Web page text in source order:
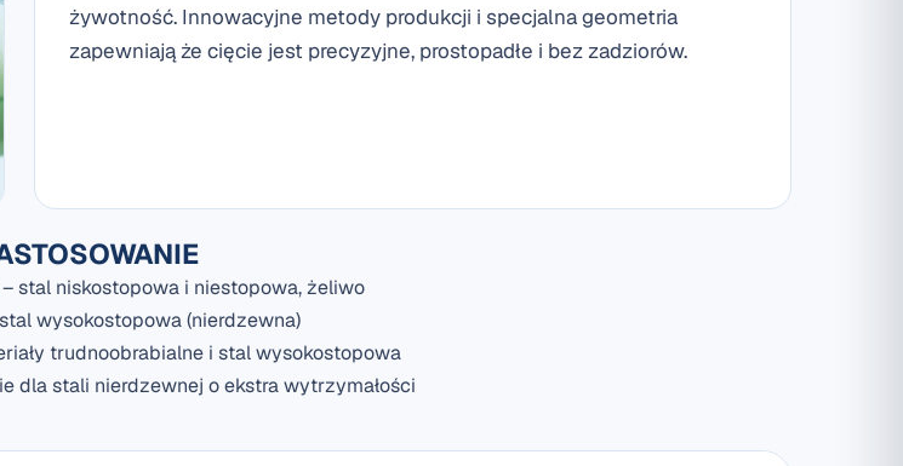
żywotność. Innowacyjne metody produkcji i specjalna geometria
zapewniają że cięcie jest precyzyjne, prostopadłe i bez zadziorów.
– stal niskostopowa i niestopowa, żeliwo
wysokostopowa (nierdzewna)
trudnoobrabialne i stal wysokostopowa
dla stali nierdzewnej o ekstra wytrzymałości